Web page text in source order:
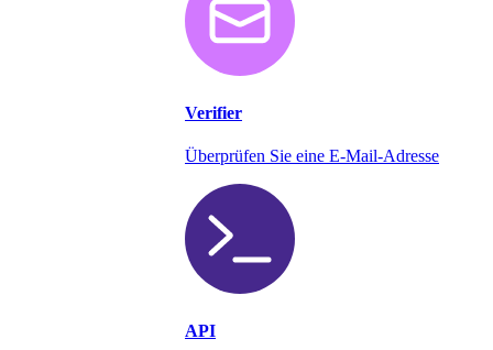
Verifier
Überprüfen Sie eine E-Mail-Adresse
API